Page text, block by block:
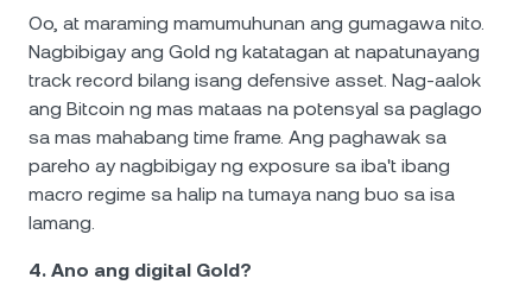
Oo, at maraming mamumuhunan ang gumagawa nito.
Nagbibigay ang Gold ng katatagan at napatunayang
track record bilang isang defensive asset. Nag-aalok
ang Bitcoin ng mas mataas na potensyal sa paglago
sa mas mahabang time frame. Ang paghawak sa
pareho ay nagbibigay ng exposure sa iba't ibang
macro regime sa halip na tumaya nang buo sa isa
lamang.
4. Ano ang digital Gold?